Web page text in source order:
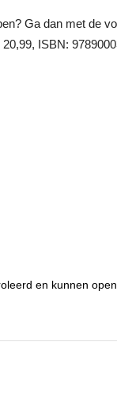
Ga dan met de
ISBN:
en kunnen